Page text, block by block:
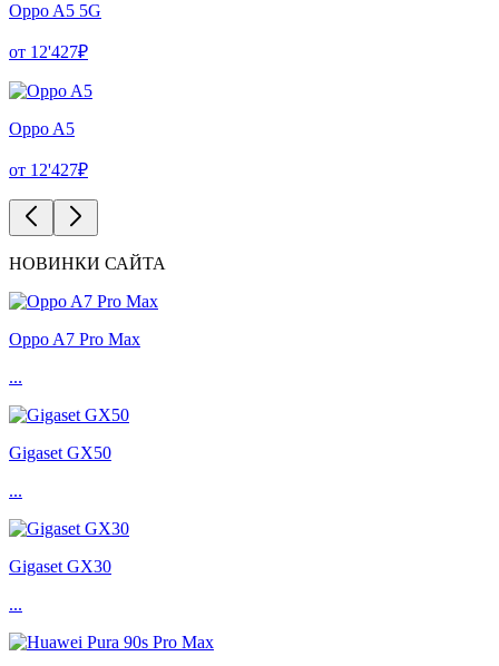
Oppo A5 5G
от 12'427₽
Oppo A5
от 12'427₽
НОВИНКИ САЙТА
Oppo A7 Pro Max
...
Gigaset GX50
...
Gigaset GX30
...